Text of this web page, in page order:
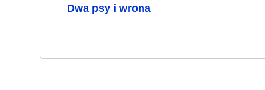
Dwa psy i wrona